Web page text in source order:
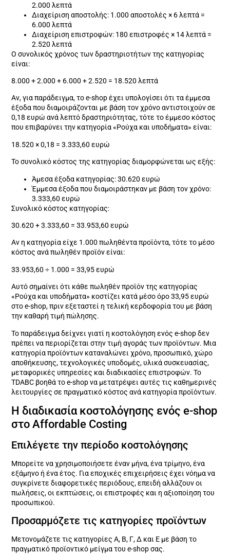
2.000 λεπτά
Διαχείριση αποστολής: 1.000 αποστολές × 6 λεπτά =
6.000 λεπτά
Διαχείριση επιστροφών: 180 επιστροφές × 14 λεπτά =
2.520 λεπτά
Ο συνολικός χρόνος των δραστηριοτήτων της κατηγορίας
είναι:
8.000 + 2.000 + 6.000 + 2.520 = 18.520 λεπτά
Αν, για παράδειγμα, το e-shop έχει υπολογίσει ότι τα έμμεσα
έξοδα που διαμοιράζονται με βάση τον χρόνο αντιστοιχούν σε
0,18 ευρώ ανά λεπτό δραστηριότητας, τότε το έμμεσο κόστος
που επιβαρύνει την κατηγορία «Ρούχα και υποδήματα» είναι:
18.520 × 0,18 = 3.333,60 ευρώ
Το συνολικό κόστος της κατηγορίας διαμορφώνεται ως εξής:
Άμεσα έξοδα κατηγορίας: 30.620 ευρώ
Έμμεσα έξοδα που διαμοιράστηκαν με βάση τον χρόνο:
3.333,60 ευρώ
Συνολικό κόστος κατηγορίας:
30.620 + 3.333,60 = 33.953,60 ευρώ
Αν η κατηγορία είχε 1.000 πωληθέντα προϊόντα, τότε το μέσο
κόστος ανά πωληθέν προϊόν είναι:
33.953,60 ÷ 1.000 = 33,95 ευρώ
Αυτό σημαίνει ότι κάθε πωληθέν προϊόν της κατηγορίας
«Ρούχα και υποδήματα» κοστίζει κατά μέσο όρο 33,95 ευρώ
στο e-shop, πριν εξεταστεί η τελική κερδοφορία του με βάση
την καθαρή τιμή πώλησης.
Το παράδειγμα δείχνει γιατί η κοστολόγηση ενός e-shop δεν
πρέπει να περιορίζεται στην τιμή αγοράς των προϊόντων. Μια
κατηγορία προϊόντων καταναλώνει χρόνο, προσωπικό, χώρο
αποθήκευσης, τεχνολογικές υποδομές, υλικά συσκευασίας,
μεταφορικές υπηρεσίες και διαδικασίες επιστροφών. Το
TDABC βοηθά το e-shop να μετατρέψει αυτές τις καθημερινές
λειτουργίες σε πραγματικό κόστος ανά κατηγορία προϊόντων.
Η διαδικασία κοστολόγησης ενός e-shop
στο Affordable Costing
Επιλέγετε την περίοδο κοστολόγησης
Μπορείτε να χρησιμοποιήσετε έναν μήνα, ένα τρίμηνο, ένα
εξάμηνο ή ένα έτος. Για εποχικές επιχειρήσεις έχει νόημα να
συγκρίνετε διαφορετικές περιόδους, επειδή αλλάζουν οι
πωλήσεις, οι εκπτώσεις, οι επιστροφές και η αξιοποίηση του
προσωπικού.
Προσαρμόζετε τις κατηγορίες προϊόντων
Μετονομάζετε τις κατηγορίες Α, Β, Γ, Δ και Ε με βάση το
πραγματικό προϊοντικό μείγμα του e-shop σας.